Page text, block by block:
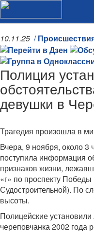
10.11.25 /
Полиция
девушки в
Трагедия произошла в
Вчера, 9 ноября, около
поступила информация
признаков жизни,
«г» по проспекту
Судостроительной). По
высоты.
Полицейские
череповчанка 2002 года